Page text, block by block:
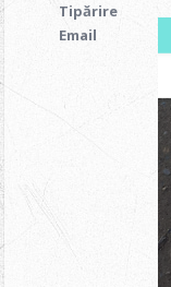
Tipărire
Email